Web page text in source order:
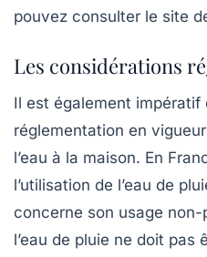
pouvez consulter le site
Les considérations
Il est également impératif
réglementation en
l’eau à la maison. En
l’utilisation de l’eau de
concerne son usage
l’eau de pluie ne doit pas